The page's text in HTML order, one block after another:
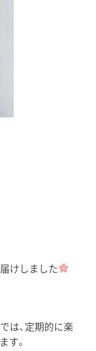
けしました
は、定期的に楽
す。